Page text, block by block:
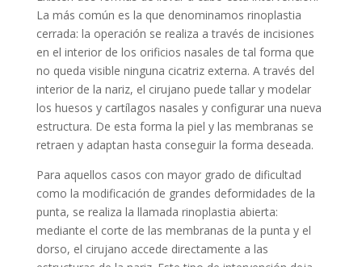
La más común es la que denominamos rinoplastia
cerrada: la operación se realiza a través de incisiones
en el interior de los orificios nasales de tal forma que
no queda visible ninguna cicatriz externa. A través del
interior de la nariz, el cirujano puede tallar y modelar
los huesos y cartílagos nasales y configurar una nueva
estructura. De esta forma la piel y las membranas se
retraen y adaptan hasta conseguir la forma deseada.
Para aquellos casos con mayor grado de dificultad
como la modificación de grandes deformidades de la
punta, se realiza la llamada rinoplastia abierta:
mediante el corte de las membranas de la punta y el
dorso, el cirujano accede directamente a las